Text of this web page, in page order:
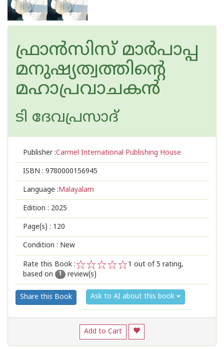
ഫ്രാൻസിസ് മാർപാപ്പ
മനുഷ്യത്വത്തിന്റെ
മഹാപ്രവാചകൻ
ടി ദേവപ്രസാദ്
Publisher :Carmel International Publishing House
ISBN : 9780000156945
Language :Malayalam
Edition : 2025
Page(s) : 120
Condition : New
Rate this Book :
2
1
1 out of 5 rating,
based on
1 review(s)
Share this Book Ask to AI about this book
Add to Cart